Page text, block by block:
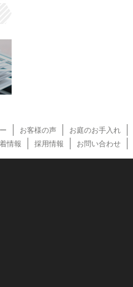
お客様の声 お庭のお手入れ
情報 採用情報 お問い合わせ